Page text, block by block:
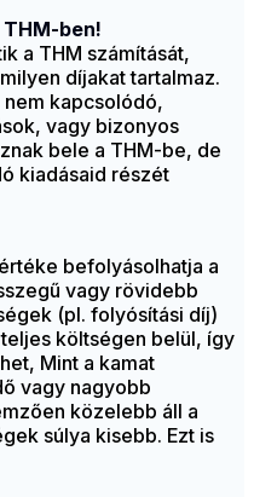
THM-ben!
a THM számítását,
díjakat tartalmaz.
kapcsolódó,
vagy bizonyos
bele a THM-be, de
kiadásaid részét
befolyásolhatja a
vagy rövidebb
(pl. folyósítási díj)
költségen belül, így
Mint a kamat
vagy nagyobb
közelebb áll a
súlya kisebb. Ezt is